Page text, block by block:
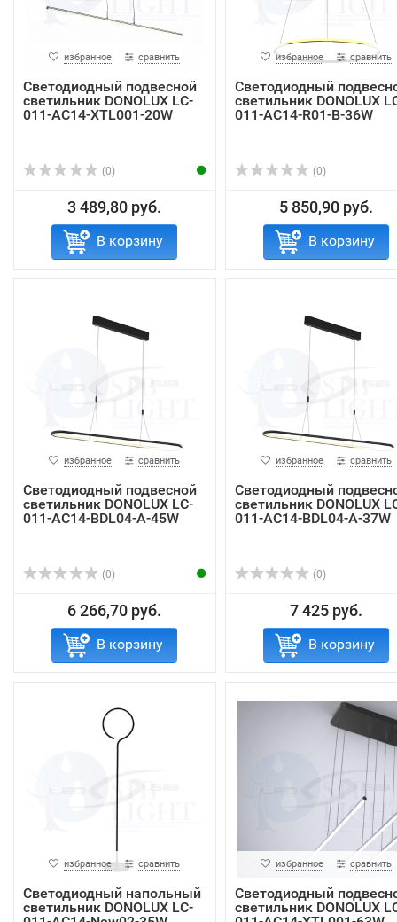
избранное сравнить
Светодиодный подвесной
светильник DONOLUX LC-
011-AC14-XTL001-20W
(0)
3 489,80 руб.
В корзину
избранное сравнить
Светодиодный
светильник DONOLUX
011-AC14-R01-B-36W
(0)
5 850,90 руб.
В корзину
избранное сравнить
Светодиодный подвесной
светильник DONOLUX LC-
011-AC14-BDL04-А-45W
(0)
6 266,70 руб.
В корзину
избранное сравнить
Светодиодный
светильник DONOLUX
011-AC14-BDL04-А-37W
(0)
7 425 руб.
В корзину
избранное сравнить
Светодиодный напольный
светильник DONOLUX LC-
избранное сравнить
Светодиодный
светильник DONOLUX